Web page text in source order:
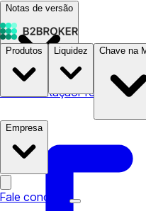
Notas de versão
DocumentaçãoPreços
Produtos Liquidez Chave na
Empresa
Fale conosco